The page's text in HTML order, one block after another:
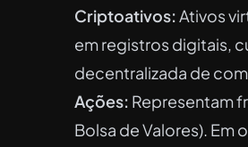
Criptoativos:Ativos
em registros digitais,
decentralizada de
Ações: Representam
Bolsa de Valores).